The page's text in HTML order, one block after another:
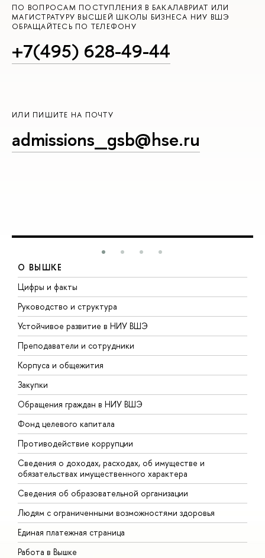
ПО ВОПРОСАМ ПОСТУПЛЕНИЯ В БАКАЛАВРИАТ ИЛИ
МАГИСТРАТУРУ ВЫСШЕЙ ШКОЛЫ БИЗНЕСА НИУ ВШЭ
ОБРАЩАЙТЕСЬ ПО ТЕЛЕФОНУ
+7(495) 628-49-44
ИЛИ ПИШИТЕ НА ПОЧТУ
admissions_gsb@hse.ru
О ВЫШКЕ
Цифры и факты
Руководство и структура
Устойчивое развитие в НИУ ВШЭ
Преподаватели и сотрудники
Корпуса и общежития
Закупки
Обращения граждан в НИУ ВШЭ
Фонд целевого капитала
Противодействие коррупции
Сведения о доходах, расходах, об имуществе и
обязательствах имущественного характера
Сведения об образовательной организации
Людям с ограниченными возможностями здоровья
Единая платежная страница
Работа в Вышке